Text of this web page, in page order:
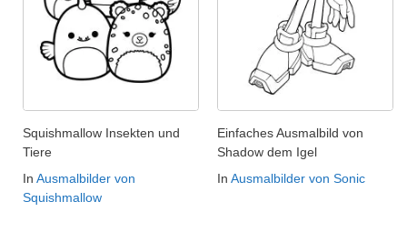
Squishmallow Insekten und
Tiere
In Ausmalbilder von
Squishmallow
Einfaches Ausmalbild von
Shadow dem Igel
In Ausmalbilder von Sonic